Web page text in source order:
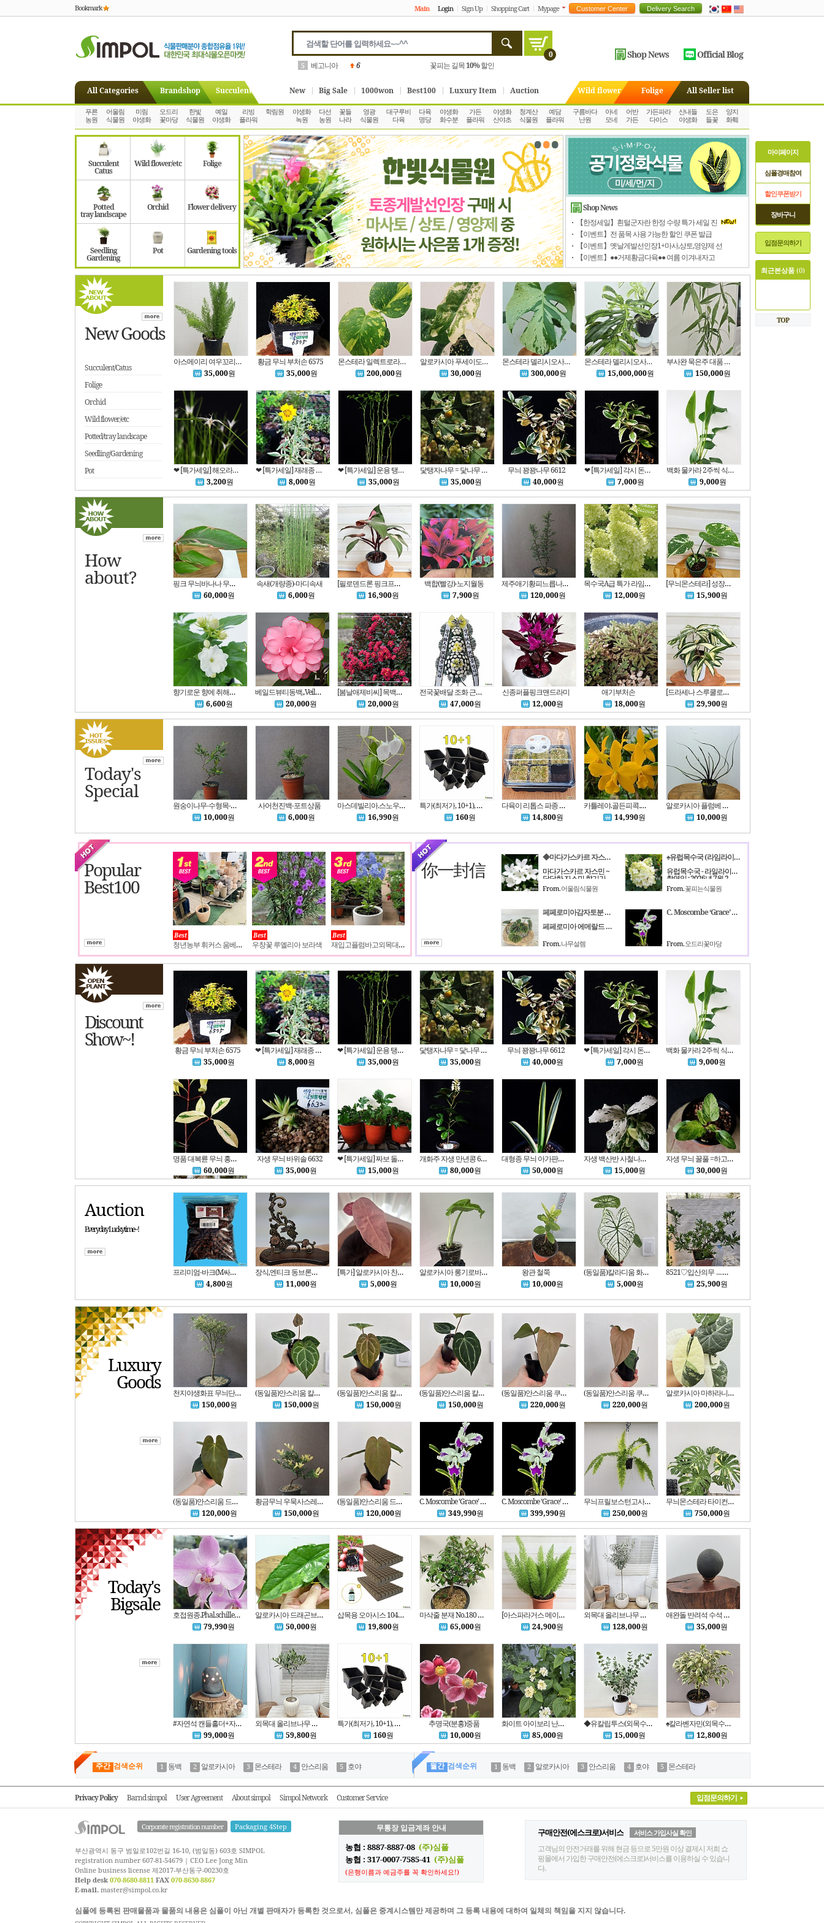
Bookmark Main Login Sign Up Shopping Cart Mypage
0
6 안스리움 2 포트모아10%할인
Shop News Official Blog
All Categories Brandshop Succulent New Big Sale 1000won Best100 Luxury Item Auction Wild flower Folige All Seller list
푸른
농원
어울림
식물원
미림
야생화
오드리
꽃마당
한빛
식물원
예일
야생화
리빙
플라워
학림원
야생화
녹원
다선
농원
꽃들
나라
영광
식물원
대구루비
다육
다육
명당
야생화
화수분
가든
플라워
야생화
산야초
청계산
식물원
예담
플라워
구름바다
난원
아네
모네
어반
가든
가든파라
다이스
산내들
야생화
도은
들꽃
양지
화훼
Succulent
Catus
Wild flower/etc Folige
Potted
tray landscape
Orchid Flower delivery
Seedling
Gardening
Pot Gardening tools
•••
Shop News
【한정세일】흰털군자란 한정 수량 특가 세일 진
【이벤트】전 품목 사용 가능한 할인 쿠폰 발급
【이벤트】옛날게발선인장1+마사,상토,영양제 선
【이벤트】●●거제황금다육●● 여름 이겨내자고
마이페이지
심폴경매참여
할인쿠폰받기
장바구니
입점문의하기
최근본상품 (0)
TOP
New Goods
Succulent/Catus
Folige
Orchid
Wild flower/etc
Potted/tray landscape
Seedling/Gardening
Pot
아스메이리 여우꼬리 동일품배송 높이 60 너비40 1번
35,000원
황금 무늬 부처손 6575
35,000원
몬스테라 일렉트로라이트 12 동일품배송
200,000원
알로카시아 푸세이도 산데리아나 화이트핑크 바리에가타 13 동일품배송
30,000원
몬스테라 델리시오사 불바사우르 동일품배송 높이 38
300,000원
몬스테라 델리시오사 오션민트 특대엽특대품 동일품배송 높이 80 너비 110
15,000,000원
부사완 묵은주 대품 동일품배송 길이 150
150,000원
❤ [특가세일] 해오라비사초 222
3,200원
❤ [특가세일] 재래종 무늬 금계국 2
8,000원
❤ [특가세일] 운용 탱자 (12그루) = 운용탱자 6573
35,000원
닻탱자나무 = 닻나무 6610
35,000원
무늬 꽝꽝나무 6612
40,000원
❤ [특가세일] 각시 돈나무 = 소엽 돈나무 = 애기 돈나무
7,000원
백화 물카라 2주씩 식재된 6624
9,000원
How
about?
핑크 무늬바나나 무사노노,2촉B4455-동일품배송,높이 45cm,너비 37cm
60,000원
속새(개량종)-마디속새
6,000원
[필로덴드론 핑크프린세스] 초록과 연분홍의 조화로움 S3605 -동일품 배송- 높이:41сm 폭:33cm
16,900원
백합(빨강)-노지월동
7,900원
제주애기황피느릅나무-동일품배송
120,000원
목수국A급 특가 라임라이트 가을에.붉은색
12,000원
[무늬몬스테라] 성장할수록 고급스러운 무늬로 행복을주는 식물 S3459 -동일품배송- 높이:30cm 폭:32cm
15,900원
향기로운 향에 취해보아요 함박자스민 쟈스민 아라비안자스민
6,600원
베일드뷰티동백,.Veiled Beauty,랜덤발송
20,000원
[봄날애제비씨] 목백일홍 미니배롱 체리모카(자엽) H0.4~포트묘
20,000원
전국꽃배달 조화 근조화환 장례식화환 추모 심폴 근조 화환 당일배송
47,000원
신종퍼플핑크맨드라미
12,000원
애기부처손
18,000원
[드라세나 스루쿨로사 밀키웨이] S3624 -동일품 배송- 높이:29cm 폭:32cm
29,900원
Today's
Special
원숭이나무-수형목-포트상품
10,000원
사어천진백-포트상품
6,000원
마스데빌리아.스노우버드.백색.흰색꽃.여성스러운꽃.꽃대.고급종.인기상품.신상품입고
16,990원
특가(최저가, 10+1), 직사각 검정플분 다 모여..플라스틱화분 사각포트 파종분 / 하늘e정원(추천)!
160원
다육이 리톱스 파종 키트 ( 믹스 씨앗 약200립 )
14,800원
카틀레야.골든피콕.히어로.꽃대없음.꽃피었던상품.예쁜진한노랑색.아주좋은향.잎과꽃이 귀엽고예쁩니다.고급종.인기상품
14,990원
알로카시아 플럼베 플라잉스퀴드A1108-동일품배송,높이 29cm,너비 23cm
10,000원
Popular
Best100
Best
청년농부 휘커스 움베르타
Best
우창꽃 루엘리아 보라색
Best
재입고플럼바고외목대 농장직송입니다
你一封信
◆마다가스카르 자스민(걸이분)~순백의 달콤한 향기꽃을 아름답게 피우는 황홀한 자스민입니다~.
마다가스카르 자스민 ~
달달한 자스민 향기가 환상적인 마다가스카르
From.어울림식물원
♠유럽목수국 (라임라이트)
유럽목수국 - 라일라이트 (노지월동)
촬영일 : 2026년 7월 2
From.꽃피는식물원
페페로미아감자토분 아카페라 에메랄드 리플 반음지식물
페페로미아 에메랄드 리플빈티지감자토분
관리법 겉흙이 마르면
From.나무설렘
C. Moscombe ‘Grace’ AM/TOS 모스콤베 ‘그레이스’ AM/TOS.흰색바탕에 자홍색불꽃무늬립프.달콤한향기.향기좋아요.고급.인기품종.신상입고
🪴특징🪴꽃잎 끝부분에 짙은 자홍색이나 붉은색 불꽃무늬가
From.오드리꽃마당
Discount
Show~!
황금 무늬 부처손 6575
35,000원
❤ [특가세일] 재래종 무늬 금계국 2
8,000원
❤ [특가세일] 운용 탱자 (12그루) = 운용탱자 6573
35,000원
닻탱자나무 = 닻나무 6610
35,000원
무늬 꽝꽝나무 6612
40,000원
❤ [특가세일] 각시 돈나무 = 소엽 돈나무 = 애기 돈나무
7,000원
백화 물카라 2주씩 식재된 6624
9,000원
명품 대복륜 무늬 홍가시나무 6627
60,000원
자생 무늬 바위솔 6632
35,000원
❤ [특가세일] 짜보 돌단풍 22
15,000원
개화주 자생 만년콩 6649
80,000원
대형종 무늬 아가판서스 6658
50,000원
자생 백산반 사철나무 7000
15,000원
자생 무늬 꿀풀 =하고초 7005
30,000원
C. Nobilior coerulea x L.dayana coerulea 노빌리어 세룰 x 다이아나 세룰.진한핑크색꽃.달콤한향기.향기좋아요.고급종.인기.신상품입고
99,990원
Auction
Everyday Luckytime~!
프리미엄-바크(M싸이즈) 2L-뉴질랜드 바크 오키아타 소나무 수분유지 병해방지 양분공급 배양토난석대용 파충류바닥깔개
4,800원
장식,엔티크 동브론즈 장미장식,(바닥,28 높이,24)
11,000원
[특가] 알로카시아 찬트리에 핑크 바리에가타
5,000원
알로카시아 롱기로바 화이트 바리에가타
10,000원
왕관 철쭉
10,000원
(동일품)칼라디움 화이트크리스마스
5,000원
8521♡입산의무 ㅡ왜철쭉 분재ㅡ묶음불가
25,900원
Luxury
Goods
천지야생화표 무늬단풍나무-동일품배송
150,000원
(동일품)안스리움 칼라블랙키레드크리스탈리넘 x 크리스탈리넘 다크나이트 3번
150,000원
(동일품)안스리움 칼라블랙키레드크리스탈리넘 x 크리스탈리넘 다크나이트 2번
150,000원
(동일품)안스리움 칼라블랙키레드크리스탈리넘 x 크리스탈리넘 다크나이트 1번
150,000원
(동일품)안스리움 쿠란데로 2번
220,000원
(동일품)안스리움 쿠란데로 1번
220,000원
알로카시아 마하라니 화이트 바리에가타 15 동일품배송
200,000원
(동일품)안스리움 드레스러리BVEP x드레스러리칼라블랙키 2번
120,000원
황금무늬 우묵사스레피나무-동일품배송
150,000원
(동일품)안스리움 드레스러리BVEP x드레스러리칼라블랙키 1번
120,000원
C. Moscombe ‘Grace’ AM/TOS 모스콤베 ‘그레이스’ AM/TOS.흰색바탕에 자홍색불꽃무늬립프.달콤한향기.향기좋아요.고급.인기품종.신상입고
349,990원
C. Moscombe ‘Grace’ AM/TOS 모스콤베 ‘그레이스’ AM/TOS.(4촉) 흰색바탕에 자홍색불꽃무늬립프.달콤한향기.향기좋아요.고급종.인기품종.신상입고
399,990원
무늬프릴보스턴고사리 동일품배송 너비120
250,000원
무늬몬스테라 타이컨스틸레이션 특특대품 동일품배송 서울 경기 인천 직배송 높이100 너비100
750,000원
Today's
Bigsale
호접원종.Phal.schilleriana 'TKB'.쉴러리아너'TKB'.실생.예쁜핑크색.잎둥근형.은빛호랑이 무늬잎.아주좋은향기.고급.인기품종
79,990원
알로카시아 드래곤브레스 옐로우 바리에가타,자구묘A1110-동일품배송,높이 16cm,너비 14cm
50,000원
삽목용 오아시스 104구 3장 +발근력20ml / 다육이 선인장 리톱스 야생화 분갈이 수국삽목 플로랄폼 지피펠렛
19,800원
마삭줄 분재 No.180 백화등 분재
65,000원
[아스파라거스 메이리]여우꼬리 아스파라거스 S3573 -동일품배송- 높이:56cm 폭:49cm
24,900원
외목대 올리브나무 자가수정품종 아르베키나 외목대 플랜테리어
128,000원
애완돌 반려석 수석 자연석 좌대석
35,000원
#자연석 캔들홀더+자연석 받침(set)
99,000원
외목대 올리브나무 자가수정품종 미션 플랜테리어
59,800원
특가(최저가, 10+1), 직사각 검정플분 다 모여..플라스틱화분 사각포트 파종분 / 하늘e정원(추천)!
160원
추명국(분홍)중품
10,000원
화이트 아이보리 난타나 여름꽃 외목대형 동일품배송 특대품
85,000원
◆유칼립투스(외목수형/B) ~~동일상품배송
15,000원
♠칼라벤자민(외목수형)- 아름다운 외목수형의 실내 공기정화식물
12,800원
주간 검색순위 동백 알로카시아 몬스테라 안스리움 호야 월간 검색순위 동백 알로카시아 안스리움 호야 몬스테라
Privacy Policy Barnd simpol User Agreement About simpol Simpol Network Customer Service 입점문의하기
Corporate registration number Packaging 4Step
부산광역시 동구 범일로102번길 16-10, (범일동) 603호 SIMPOL
registration number 607-81-54679 | CEO Lee Jong Min
Online business license 제2017-부산동구-00230호
Help desk 070-8680-8811 FAX 070-8630-8867
E-mail. master@simpol.co.kr
무통장 입금계좌 안내
농협 : 8887-8887-08 (주)심폴
농협 : 317-0007-7585-41 (주)심폴
(은행이름과 예금주를 꼭 확인하세요!)
구매안전(에스크로)서비스 서비스 가입사실 확인
고객님의 안전거래를 위해 현금 등으로 5만원 이상 결제시 저희 쇼
핑몰에서 가입한 구매안전(에스크로)서비스를 이용하실 수 있습니
다.
심폴에 등록된 판매물품과 물품의 내용은 심폴이 아닌 개별 판매자가 등록한 것으로서, 심폴은 중계시스템만 제공하며 그 등록 내용에 대하여 일체의 책임을 지지 않습니다.